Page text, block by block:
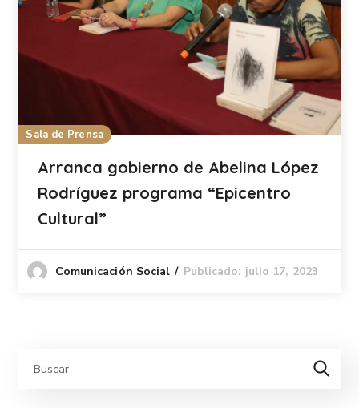
Sala de Prensa
Arranca gobierno de Abelina López
Rodríguez programa “Epicentro
Cultural”
Comunicación Social Publicado: julio 17, 2023